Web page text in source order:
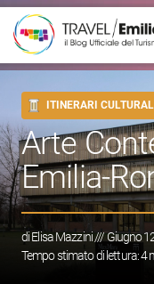
ITINERARI
Arte
Emilia-
diElisa Mazzini/// Giugno
Tempo stimato di lettura:4